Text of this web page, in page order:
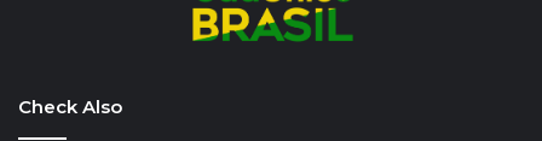
Check Also